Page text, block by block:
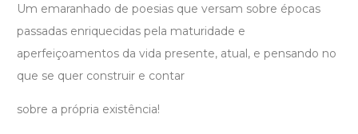
Um emaranhado de poesias que versam sobre épocas
passadas enriquecidas pela maturidade e
aperfeiçoamentos da vida presente, atual, e pensando no
que se quer construir e contar
sobre a própria existência!